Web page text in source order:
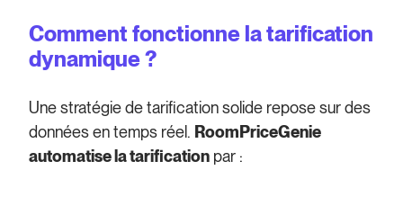
Comment fonctionne la tarification
dynamique ?
Une stratégie de tarification solide repose sur des
données en temps réel. RoomPriceGenie
automatise la tarification par :